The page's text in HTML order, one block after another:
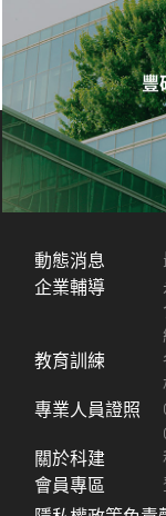
豐
動態消息
企業輔導
教育訓練
專業人員證照
關於科建
會員專區